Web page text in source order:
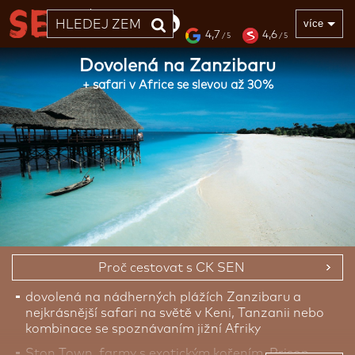
33 LET více
4,7 / 5 4,6 / 5
Dovolená na Zanzibaru
+ safari v Africe se slevou až 30%
Proč cestovat s CK SEN
dovolená na nádherných plážích Zanzibaru a
nejkrásnější safari na světě v Keni, Tanzanii nebo
kombinace se spoznávaním jižní Afriky